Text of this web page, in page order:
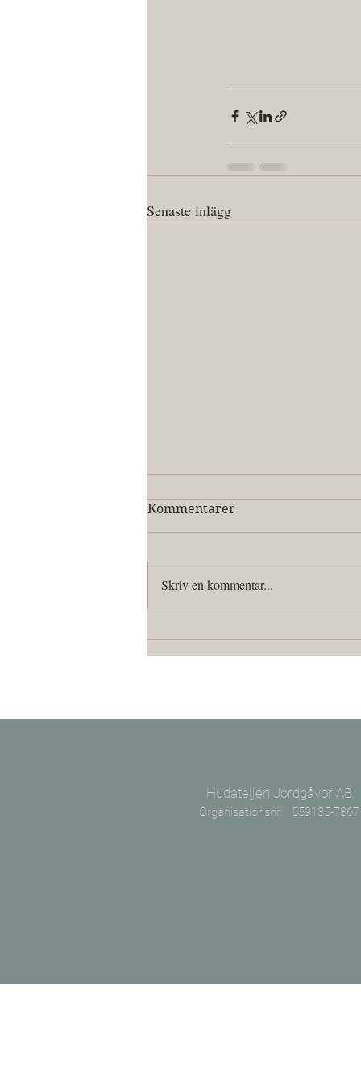
Senaste inlägg
Kommentarer
Skriv en kommentar...
Hudateljén Jordgåvor AB
Organisationsnr. 559135-7867